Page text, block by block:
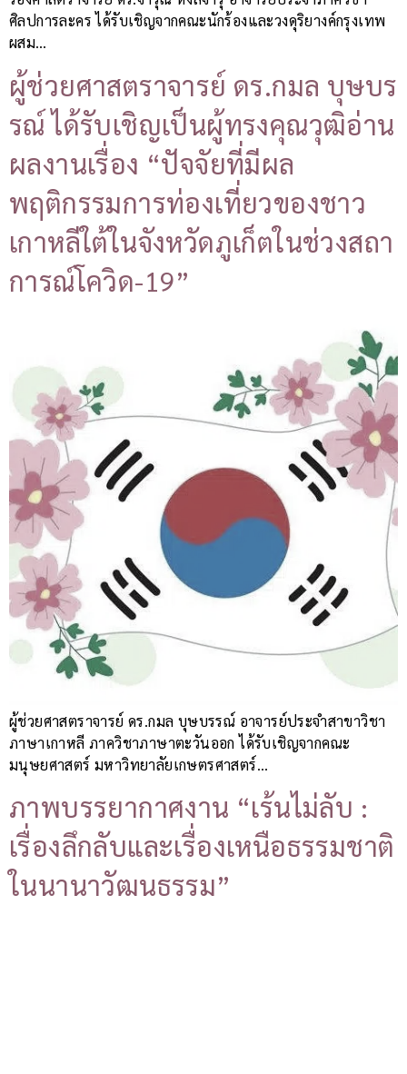
ศิลปการละคร ได้รับเชิญจากคณะนักร้องและวงดุริยางค์กรุงเทพ
ผสม…
ผู้ช่วยศาสตราจารย์ ดร.กมล บุษบร
รณ์ ได้รับเชิญเป็นผู้ทรงคุณวุฒิอ่าน
ผลงานเรื่อง “ปัจจัยที่มีผล
พฤติกรรมการท่องเที่ยวของชาว
เกาหลีใต้ในจังหวัดภูเก็ตในช่วงสถา
การณ์โควิด-19”
ผู้ช่วยศาสตราจารย์ ดร.กมล บุษบรรณ์ อาจารย์ประจำสาขาวิชา
ภาษาเกาหลี ภาควิชาภาษาตะวันออก ได้รับเชิญจากคณะ
มนุษยศาสตร์ มหาวิทยาลัยเกษตรศาสตร์…
ภาพบรรยากาศงาน “เร้นไม่ลับ :
เรื่องลึกลับและเรื่องเหนือธรรมชาติ
ในนานาวัฒนธรรม”